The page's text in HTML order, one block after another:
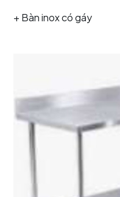
+ Bàn inox có gáy